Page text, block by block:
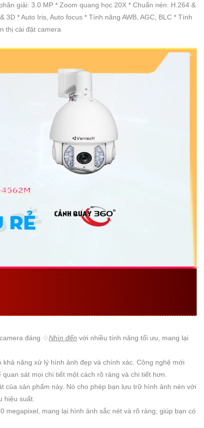
giải: 3.0 MP * Zoom quang học 20X * Chuẩn nén: H.264 &
* Auto Iris, Auto focus * Tính năng AWB, AGC, BLC * Tính
thị cài đặt camera
đáng ♢Nhìn đến với nhiều tính năng tối ưu, mang lại
năng xử lý hình ảnh đẹp và chính xác. Công nghệ mới
sát mọi chi tiết một cách rõ ràng và chi tiết hơn.
của sản phẩm này. Nó cho phép bạn lưu trữ hình ảnh nén với
hiệu suất.
megapixel, mang lại hình ảnh sắc nét và rõ ràng, giúp bạn có